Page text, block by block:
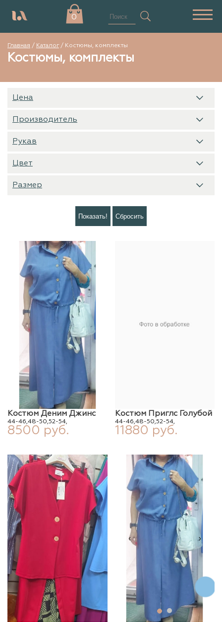
0
Главная / Каталог/ Костюмы, комплекты
Костюмы, комплекты
Цена
Производитель
Рукав
Цвет
Размер
Показать! Сбросить
Костюм Деним Джинс
44-46,48-50,52-54,
8500 руб.
Костюм Приглс Голубой
44-46,48-50,52-54,
11880 руб.
‹ ›